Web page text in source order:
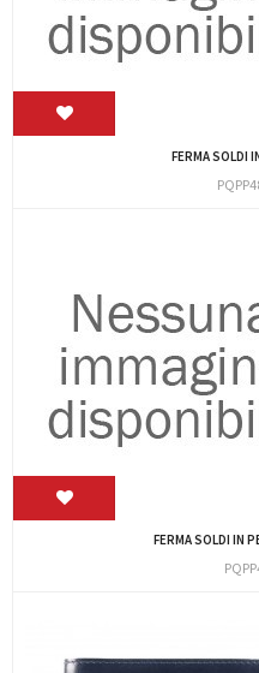
FERMA SOLDI
FERMA SOLDI IN